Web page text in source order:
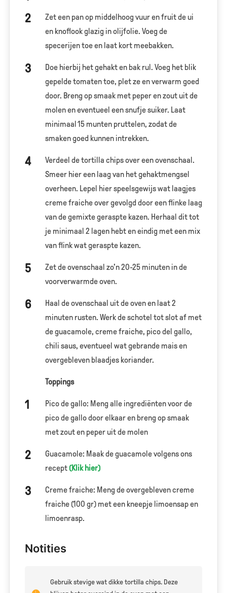
Zet een pan op middelhoog vuur en fruit de ui
en knoflook glazig in olijfolie. Voeg de
specerijen toe en laat kort meebakken.
Doe hierbij het gehakt en bak rul. Voeg het blik
gepelde tomaten toe, plet ze en verwarm goed
door. Breng op smaak met peper en zout uit de
molen en eventueel een snufje suiker. Laat
minimaal 15 munten pruttelen, zodat de
smaken goed kunnen intrekken.
Verdeel de tortilla chips over een ovenschaal.
Smeer hier een laag van het gehaktmengsel
overheen. Lepel hier speelsgewijs wat laagjes
creme fraiche over gevolgd door een flinke laag
van de gemixte geraspte kazen. Herhaal dit tot
je minimaal 2 lagen hebt en eindig met een mix
van flink wat geraspte kazen.
Zet de ovenschaal zo’n 20-25 minuten in de
voorverwarmde oven.
Haal de ovenschaal uit de oven en laat 2
minuten rusten. Werk de schotel tot slot af met
de guacamole, creme fraiche, pico del gallo,
chili saus, eventueel wat gebrande mais en
overgebleven blaadjes koriander.
Toppings
Pico de gallo: Meng alle ingrediënten voor de
pico de gallo door elkaar en breng op smaak
met zout en peper uit de molen
Guacamole: Maak de guacamole volgens ons
recept (Klik hier)
Creme fraiche: Meng de overgebleven creme
fraiche (100 gr) met een kneepje limoensap en
limoenrasp.
Notities
Gebruik stevige wat dikke tortilla chips. Deze